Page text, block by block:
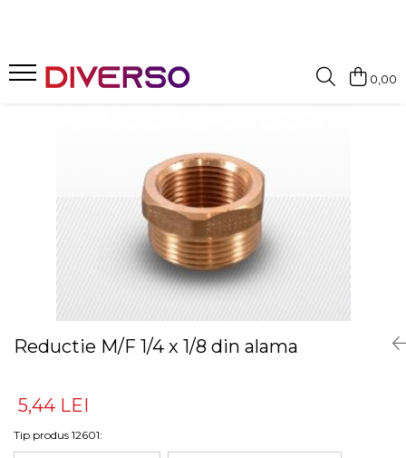
MULTIMATERIAL
0,00
Reductie M/F 1/4 x 1/8 din alama
5,44 LEI
Tip produs 12601: